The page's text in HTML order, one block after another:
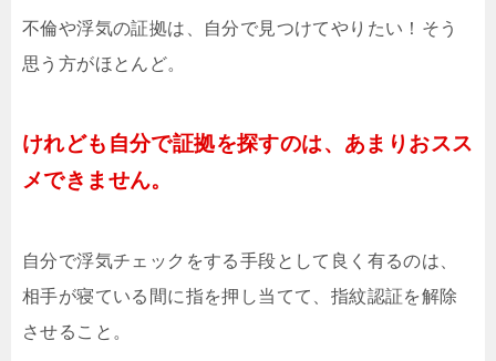
不倫や浮気の証拠は、自分で見つけてやりたい！そう
思う方がほとんど。
けれども自分で証拠を探すのは、あまりおスス
メできません。
自分で浮気チェックをする手段として良く有るのは、
相手が寝ている間に指を押し当てて、指紋認証を解除
させること。